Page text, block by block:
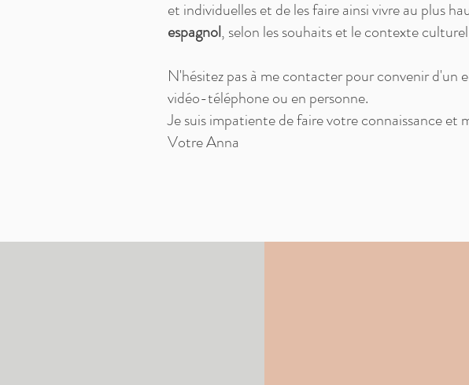
et individuelles et de les faire ainsi vivre au plus
espagnol, selon les souhaits et le contexte
N'hésitez pas à me contacter pour convenir
vidéo-téléphone ou en personne.
Je suis impatiente de faire votre connaissance et
Votre Anna